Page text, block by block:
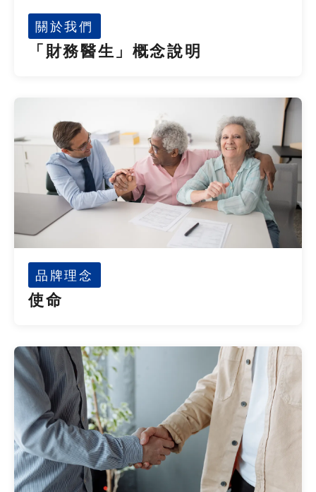
關於我們
「財務醫生」概念說明
品牌理念
使命